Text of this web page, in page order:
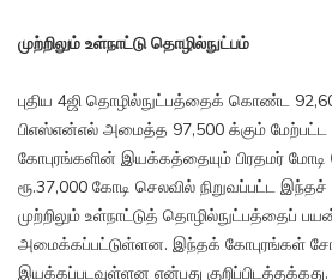
முற்றிலும் உள்நாட்டு தொழில்நுட்பம்
புதிய 4ஜி தொழில்நுட்பத்தைக் கொண்ட
பிஎஸ்என்எல் அமைத்த 97,500 க்கும்
கோபுரங்களின் இயக்கத்தையும் பிரதமர்
ரூ.37,000 கோடி செலவில் நிறுவப்பட்ட
முற்றிலும் உள்நாட்டுத் தொழில்நுட்பத்தைப்
அமைக்கப்பட்டுள்ளன. இந்தக் கோபுரங்கள்
இயக்கப்படவுள்ளன என்பது குறிப்பிடத்தக்கது.